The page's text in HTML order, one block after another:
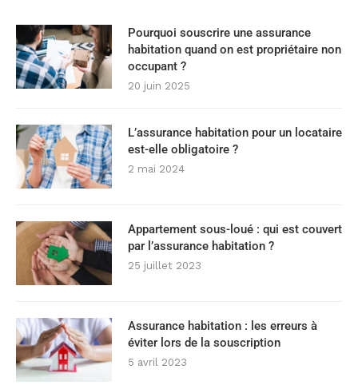
Pourquoi souscrire une assurance
habitation quand on est propriétaire non
occupant ?
20 juin 2025
L’assurance habitation pour un locataire
est-elle obligatoire ?
2 mai 2024
Appartement sous-loué : qui est couvert
par l’assurance habitation ?
25 juillet 2023
Assurance habitation : les erreurs à
éviter lors de la souscription
5 avril 2023